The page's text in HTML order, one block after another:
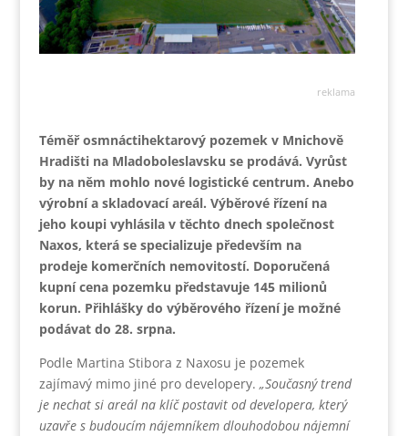
reklama
Téměř osmnáctihektarový pozemek v Mnichově
Hradišti na Mladoboleslavsku se prodává. Vyrůst
by na něm mohlo nové logistické centrum. Anebo
výrobní a skladovací areál. Výběrové řízení na
jeho koupi vyhlásila v těchto dnech společnost
Naxos, která se specializuje především na
prodeje komerčních nemovitostí. Doporučená
kupní cena pozemku představuje 145 milionů
korun. Přihlášky do výběrového řízení je možné
podávat do 28. srpna.
Podle Martina Stibora z Naxosu je pozemek
zajímavý mimo jiné pro developery. „Současný trend
je nechat si areál na klíč postavit od developera, který
uzavře s budoucím nájemníkem dlouhodobou nájemní